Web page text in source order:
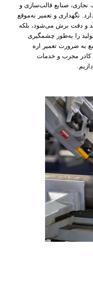
نجاری، صنایع قالب‌سازی و
نگهداری و تعمیر به‌موقع
و دقت برش می‌شود، بلکه
را به‌طور چشمگیری
به ضرورت تعمیر اره
کادر مجرب و خدمات